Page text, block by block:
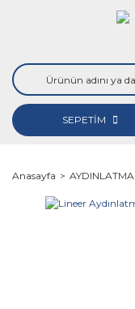
SEPETİM
Anasayfa AYDINLATMA